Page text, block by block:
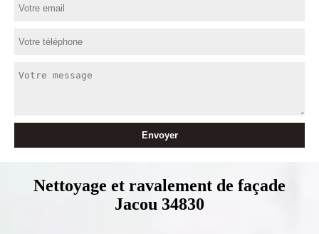
Nettoyage et ravalement de façade
Jacou 34830